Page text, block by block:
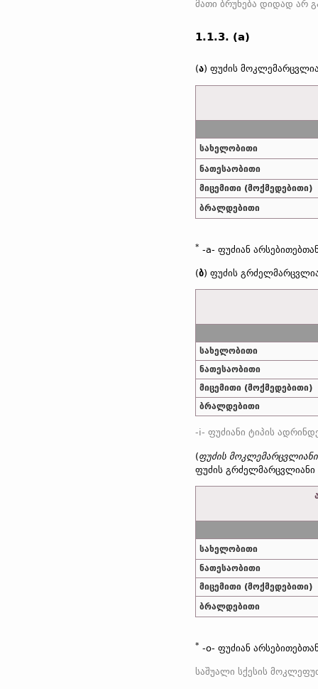
მათი ბრუნება დიდად არ
1.1.3. (a)
(ა) ფუძის
სახელობითი
ნათესაობითი
მიცემითი (მოქმედებითი)
ბრალდებითი
* -a- ფუძიან
(ბ) ფუძის
სახელობითი
ნათესაობითი
მიცემითი (მოქმედებითი)
ბრალდებითი
(ფუძის მოკლემარცვლიანი
ფუძის გრძელმარცვლიანი
სახელობითი
ნათესაობითი
მიცემითი (მოქმედებითი)
ბრალდებითი
* -o- ფუძიან